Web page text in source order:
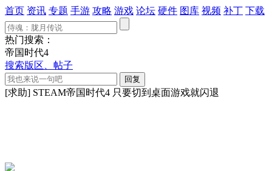
首页 资讯 专题 手游 攻略 游戏 论坛 硬件 图库 视频 补丁 下载
热门搜索：
帝国时代4
搜索版区、帖子
[求助] STEAM帝国时代4 只要切到桌面游戏就闪退